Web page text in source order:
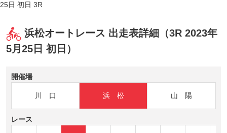
25日 初日 3R
浜松オートレース 出走表詳細（3R 2023年
5月25日 初日）
開催場
川 口 浜 松 山 陽
レース